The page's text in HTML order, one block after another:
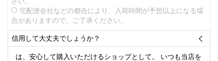
宅配便会社などの都合により、入荷時間が予想以上になる場
合がありますので、ご了承ください。
信用して大丈夫でしょうか？ 
は、安心して購入いただけるショップとして。 いつも当店を